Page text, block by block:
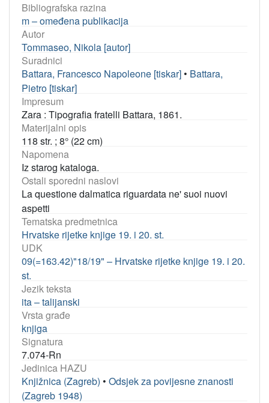
Bibliografska razina
m – omeđena publikacija
Autor
Tommaseo, Nikola [autor]
Suradnici
Battara, Francesco Napoleone [tiskar] • Battara,
Pietro [tiskar]
Impresum
Zara : Tipografia fratelli Battara, 1861.
Materijalni opis
118 str. ; 8° (22 cm)
Napomena
Iz starog kataloga.
Ostali sporedni naslovi
La questione dalmatica riguardata ne' suoi nuovi
aspetti
Tematska predmetnica
Hrvatske rijetke knjige 19. i 20. st.
UDK
09(=163.42)"18/19" – Hrvatske rijetke knjige 19. i 20.
st.
Jezik teksta
ita – talijanski
Vrsta građe
knjiga
Signatura
7.074-Rn
Jedinica HAZU
Knjižnica (Zagreb) • Odsjek za povijesne znanosti
(Zagreb 1948)